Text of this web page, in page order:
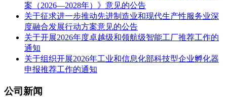
案（2026—2028年）》意见的公告
关于征求进一步推动先进制造业和现代生产性服务业深
度融合发展行动方案意见的公告
关于开展2026年度卓越级和领航级智能工厂推荐工作的
通知
关于组织开展2026年工业和信息化部科技型企业孵化器
申报推荐工作的通知
公司新闻